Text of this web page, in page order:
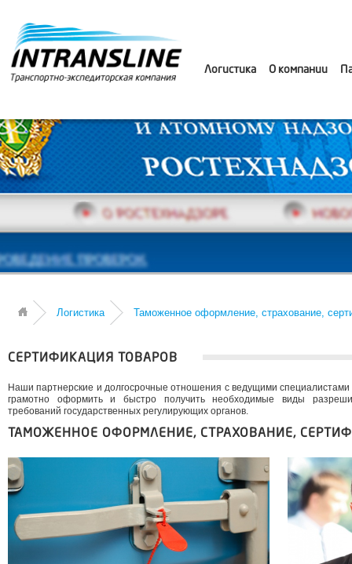
Логистика О компании
Логистика Таможенное оформление, страхование,
СЕРТИФИКАЦИЯ ТОВАРОВ
Наши партнерские и долгосрочные отношения с ведущими специалистами
грамотно оформить и быстро получить необходимые виды
требований государственных регулирующих органов.
ТАМОЖЕННОЕ ОФОРМЛЕНИЕ, СТРАХОВАНИЕ,